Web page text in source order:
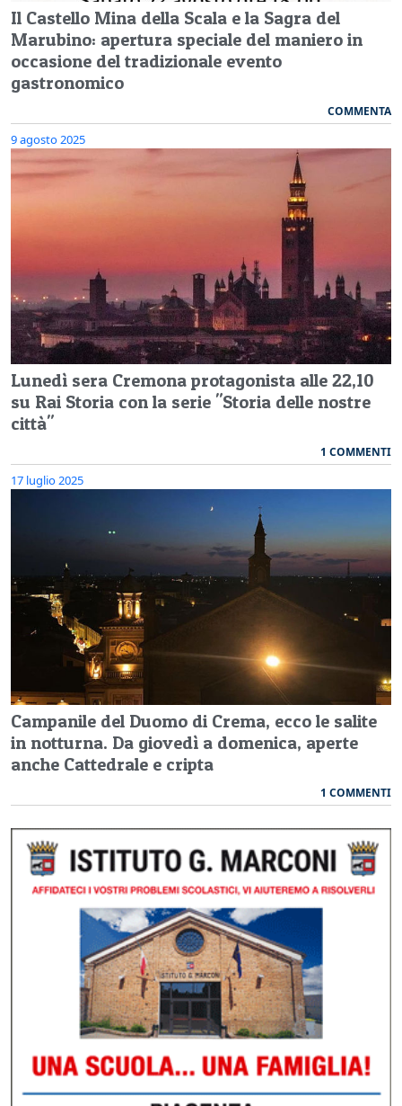
Il Castello Mina della Scala e la Sagra del
Marubino: apertura speciale del maniero in
occasione del tradizionale evento
gastronomico
COMMENTA
9 agosto 2025
Lunedì sera Cremona protagonista alle 22,10
su Rai Storia con la serie "Storia delle nostre
città"
1 COMMENTI
17 luglio 2025
Campanile del Duomo di Crema, ecco le salite
in notturna. Da giovedì a domenica, aperte
anche Cattedrale e cripta
1 COMMENTI